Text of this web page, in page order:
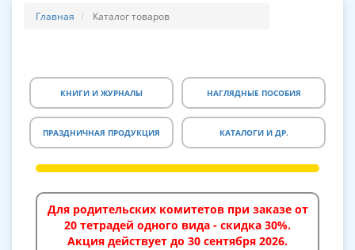
Главная Каталог товаров
КНИГИ И ЖУРНАЛЫ НАГЛЯДНЫЕ ПОСОБИЯ
ПРАЗДНИЧНАЯ ПРОДУКЦИЯ КАТАЛОГИ И ДР.
Для родительских комитетов при заказе от
20 тетрадей одного вида - скидка 30%.
Акция действует до 30 сентября 2026.